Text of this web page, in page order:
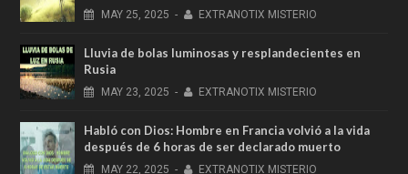
MAY 25, 2025 - EXTRANOTIX MISTERIO
Lluvia de bolas luminosas y resplandecientes en
Rusia
MAY 23, 2025 - EXTRANOTIX MISTERIO
Habló con Dios: Hombre en Francia volvió a la vida
después de 6 horas de ser declarado muerto
MAY 22, 2025 - EXTRANOTIX MISTERIO